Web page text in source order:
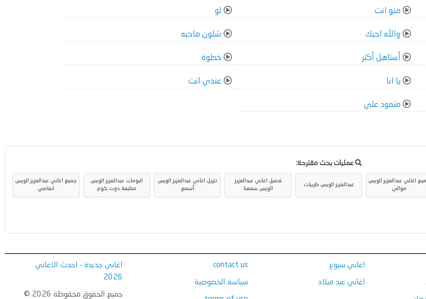
منو انت لو
والله احبك شلون ماحبه
أستاهل أكثر خطوة
يا انا عندي انت
متعود علي
عمليات بحث مقترحة:
اغاني عبدالعزيز الويس
موالي
عبدالعزيز الويس طربيات
تحميل اغاني عبدالعزيز
الويس سمعنا
تنزيل اغاني عبدالعزيز الويس
أسمع
البومات عبدالعزيز الويس
مطبعة دوت كوم
جميع اغاني عبدالعزيز الويس
انغامي
اغاني سبوع
اغاني عيد ميلاد
contact us
سياسه الخصوصية
اغاني جديدة - احدث الاغاني
2026
جميع الحقوق محفوظة 2026 ©